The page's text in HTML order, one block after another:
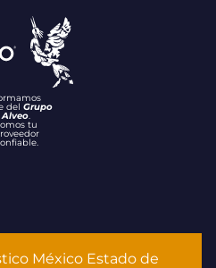
del Grupo
Alveo.
tu
México Estado de